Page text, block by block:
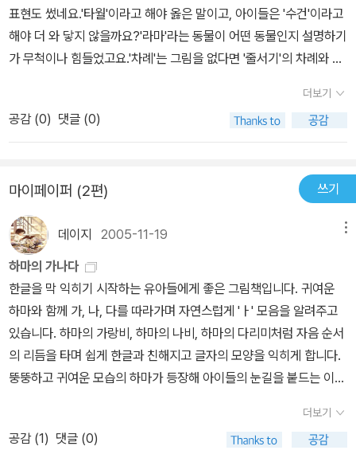
표현도 썼네요.'타월'이라고 해야 옳은 말이고, 아이들은 '수건'이라고
해야 더 와 닿지 않을까요?'라마'라는 동물이 어떤 동물인지 설명하기
가 무척이나 힘들었고요.'차례'는 그림을 없다면 '줄서기'의 차례와 헷
고 기본적인 '가나다'를 배우면서 발음하기도 어려운 '-례'를 넣는 것
은이 책을 만든 기본 취지에 어긋나는 것 같아 아쉽네요.아이들에게
친근한 하마를 기본적으로 넣은 건 좋았네요.
더보기
공감 (0) 댓글 (0)
마이페이퍼 (2편) 쓰기
데이지 2005-11-19
하마의 가나다
한글을 막 익히기 시작하는 유아들에게 좋은 그림책입니다. 귀여운
하마와 함께 가, 나, 다를 따라가며 자연스럽게 'ㅏ' 모음을 알려주고
있습니다. 하마의 가랑비, 하마의 나비, 하마의 다리미처럼 자음 순서
의 리듬을 타며 쉽게 한글과 친해지고 글자의 모양을 익히게 합니다.
뚱뚱하고 귀여운 모습의 하마가 등장해 아이들의 눈길을 붙드는 이
내는지를 재미있게 알려줍니다. 익살스러운 하마의 행동은 입으로 소
리를 내며 글자 모양을 익히도록 유도합니다. 아이와 함께 큰 소리로
더보기
공감 (1) 댓글 (0)